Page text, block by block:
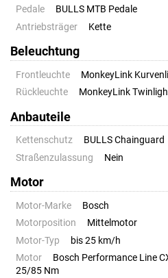
Pedale
BULLS MTB Pedale
Antriebsträger
Kette
Beleuchtung
Frontleuchte
MonkeyLink
Rückleuchte
MonkeyLink
Anbauteile
Kettenschutz
BULLS Chainguard
Straßenzulassung
Nein
Motor
Motor-Marke
Bosch
Motorposition
Mittelmotor
Motor-Typ
bis 25 km/h
Motor
Bosch Performance Line
25/85 Nm